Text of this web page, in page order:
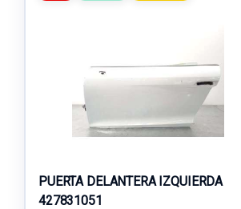
PUERTA DELANTERA IZQUIERDA
427831051